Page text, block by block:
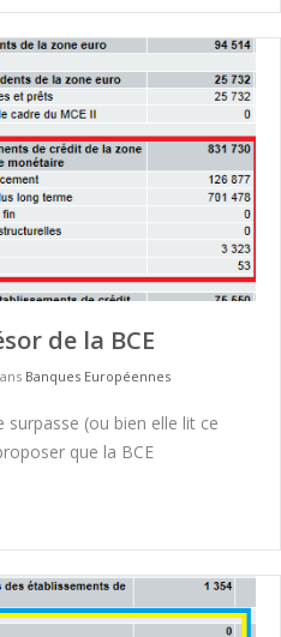
de la BCE
Banques Européennes
(ou bien elle lit ce
que la BCE